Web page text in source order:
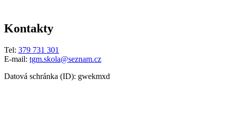
Kontakty
Tel: 379 731 301
E-mail: tgm.skola@seznam.cz
Datová schránka (ID): gwekmxd